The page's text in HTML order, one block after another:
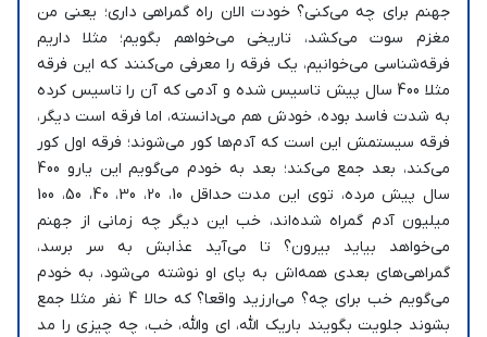
جهنم برای چه می‌کنی؟ خودت الان راه گمراهی داری؛ یعنی من
مغزم سوت می‌کشد، تاریخی می‌خواهم بگویم؛ مثلا داریم
فرقه‌شناسی می‌خوانیم، یک فرقه را معرفی می‌کنند که این فرقه
مثلا 400 سال پیش تاسیس شده و آدمی که آن را تاسیس کرده
به شدت فاسد بوده، خودش هم می‌دانسته، اما فرقه است دیگر،
فرقه سیستمش این است که آدم‌ها کور می‌شوند؛ فرقه اول کور
می‌کند، بعد جمع می‌کند؛ بعد به خودم می‌گویم این یارو 400
سال پیش مرده، توی این مدت حداقل 10، 20، 30، 40، 50، 100
میلیون آدم گمراه شده‌اند، خب این دیگر چه زمانی از جهنم
می‌خواهد بیاید بیرون؟ تا می‌آید عذابش به سر برسد،
گمراهی‌های بعدی همه‌اش به پای او نوشته می‌شود، به خودم
می‌گویم خب برای چه؟ می‌ارزید واقعا؟ که حالا 4 نفر مثلا جمع
بشوند جلویت بگویند باریک الله، ای والله، خب، چه چیزی را مد